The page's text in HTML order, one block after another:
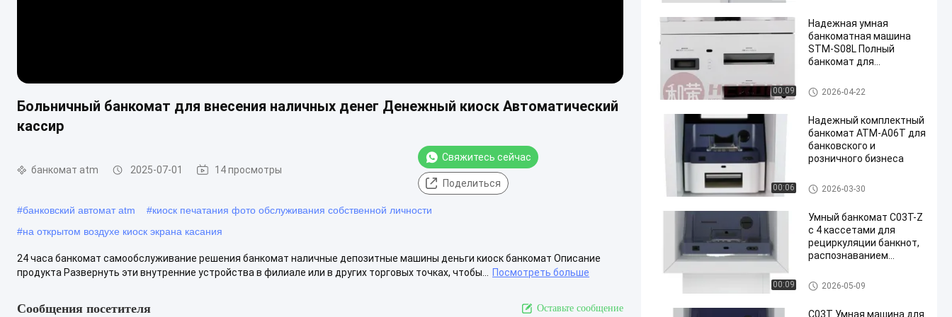
Больничный банкомат для внесения наличных денег Денежный киоск Автоматический
кассир
банкомат atm 2025-07-01 14 просмотры
Свяжитесь сейчас
Поделиться
#банковский автомат atm #киоск печатания фото обслуживания собственной личности
#на открытом воздухе киоск экрана касания
24 часа банкомат самообслуживание решения банкомат наличные депозитные машины деньги киоск банкомат Описание
продукта Развернуть эти внутренние устройства в филиале или в других торговых точках, чтобы...
Посмотреть больше
Сообщения посетителя Оставьте сообщение
00:09
Надежная умная
банкоматная машина
STM-S08L Полный
банкомат для
розничного бизнеса
банкомат atm
2026-04-22
00:06
Надежный комплектный
банкомат ATM-A06T для
банковского и
розничного бизнеса
банкомат atm
2026-03-30
00:09
Умный банкомат C03T-Z
с 4 кассетами для
рециркуляции банкнот,
распознаванием
банкнот и модульной
конструкцией
банкомат atm
2026-05-09
C03T Умная машина для